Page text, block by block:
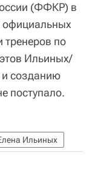
(ФФКР) в
официальных
тренеров по
Ильиных/
созданию
поступало.
Ильиных